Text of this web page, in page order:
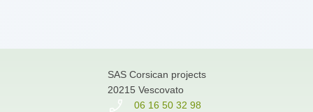
SAS Corsican projects
20215 Vescovato
06 16 50 32 98